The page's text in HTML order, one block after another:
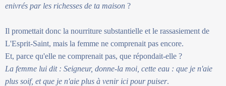
enivrés par les richesses de ta maison ?
Il promettait donc la nourriture substantielle et le rassasiement de
L'Esprit-Saint, mais la femme ne comprenait pas encore.
Et, parce qu'elle ne comprenait pas, que répondait-elle ?
La femme lui dit : Seigneur, donne-la moi, cette eau : que je n'aie
plus soif, et que je n'aie plus à venir ici pour puiser.